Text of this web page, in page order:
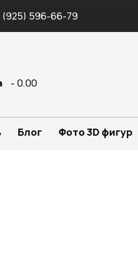
(925) 596-66-79
- 0.00
Блог Фото 3D фигур